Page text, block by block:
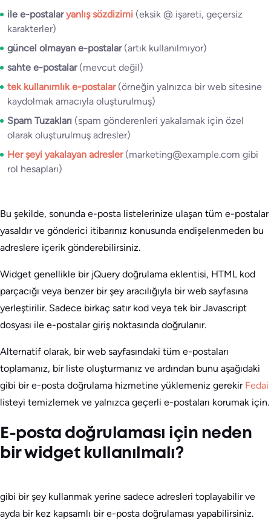
ile e-postalaryanlış sözdizimi (eksik @ işareti, geçersiz
karakterler)
güncel olmayan e-postalar (artık kullanılmıyor)
sahte e-postalar (mevcut değil)
tek kullanımlık e-postalar (örneğin yalnızca bir web sitesine
kaydolmak amacıyla oluşturulmuş)
Spam Tuzakları (spam gönderenleri yakalamak için özel
olarak oluşturulmuş adresler)
Her şeyi yakalayan adresler (marketing@example.com gibi
rol hesapları)
Bu şekilde, sonunda e-posta listelerinize ulaşan tüm e-postalar
yasaldır ve gönderici itibarınız konusunda endişelenmeden bu
adreslere içerik gönderebilirsiniz.
Widget genellikle bir jQuery doğrulama eklentisi, HTML kod
parçacığı veya benzer bir şey aracılığıyla bir web sayfasına
yerleştirilir. Sadece birkaç satır kod veya tek bir Javascript
dosyası ile e-postalar giriş noktasında doğrulanır.
Alternatif olarak, bir web sayfasındaki tüm e-postaları
toplamanız, bir liste oluşturmanız ve ardından bunu aşağıdaki
gibi bir e-posta doğrulama hizmetine yüklemeniz gerekir Fedai
listeyi temizlemek ve yalnızca geçerli e-postaları korumak için.
E-posta doğrulaması için neden
bir widget kullanılmalı?
gibi bir şey kullanmak yerine sadece adresleri toplayabilir ve
ayda bir kez kapsamlı bir e-posta doğrulaması yapabilirsiniz.